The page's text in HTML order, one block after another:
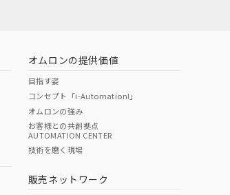
オムロンの提供価値
目指す姿
コンセプト「i-Automation!」
オムロンの強み
お客様との共創拠点
AUTOMATION CENTER
技術を磨く現場
販売ネットワーク